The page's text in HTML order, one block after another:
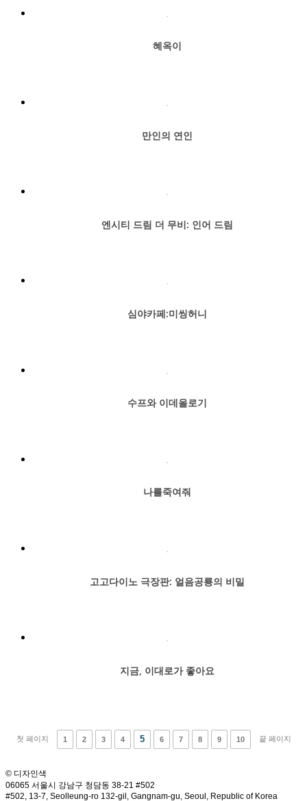
혜옥이
만인의 연인
엔시티 드림 더 무비: 인어 드림
심야카페:미씽허니
수프와 이데올로기
나를죽여줘
고고다이노 극장판: 얼음공룡의 비밀
지금, 이대로가 좋아요
첫 페이지 1 2 3 4 5 6 7 8 9 10 끝 페이지
© 디자인색
06065 서울시 강남구 청담동 38-21 #502
#502, 13-7, Seolleung-ro 132-gil, Gangnam-gu, Seoul, Republic of Korea